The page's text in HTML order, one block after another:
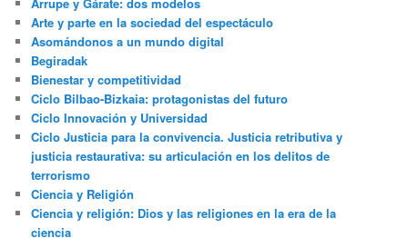
Arrupe y Gárate: dos modelos
Arte y parte en la sociedad del espectáculo
Asomándonos a un mundo digital
Begiradak
Bienestar y competitividad
Ciclo Bilbao-Bizkaia: protagonistas del futuro
Ciclo Innovación y Universidad
Ciclo Justicia para la convivencia. Justicia retributiva y
justicia restaurativa: su articulación en los delitos de
terrorismo
Ciencia y Religión
Ciencia y religión: Dios y las religiones en la era de la
ciencia